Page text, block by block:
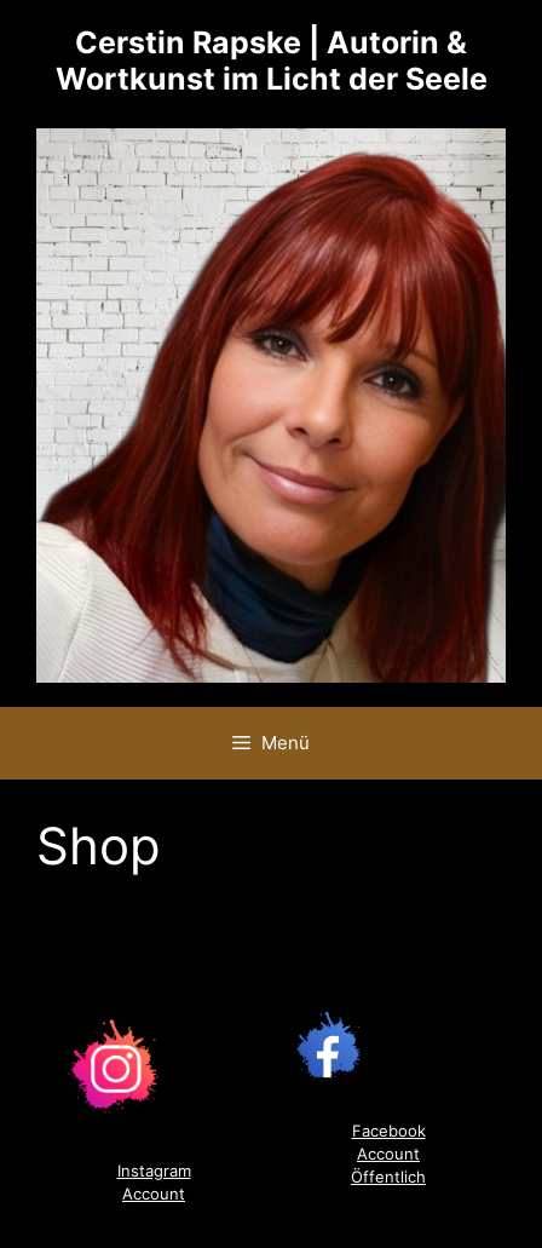
Cerstin Rapske | Autorin &
Wortkunst im Licht der Seele
Menü
Shop
Instagram
Account
Facebook
Account
Öffentlich